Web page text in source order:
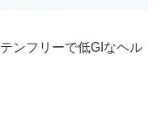
ンフリーで低GIなヘル